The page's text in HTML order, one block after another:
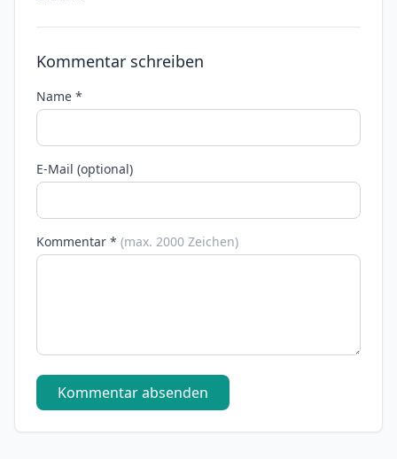
Kommentar schreiben
Name *
E-Mail (optional)
Kommentar * (max. 2000 Zeichen)
Kommentar absenden